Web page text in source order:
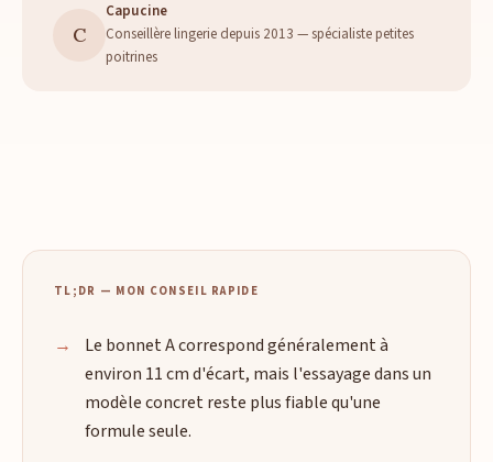
C
Capucine
Conseillère lingerie depuis 2013 — spécialiste petites
poitrines
TL;DR — MON CONSEIL RAPIDE
Le bonnet A correspond généralement à
environ 11 cm d'écart, mais l'essayage dans un
modèle concret reste plus fiable qu'une
formule seule.